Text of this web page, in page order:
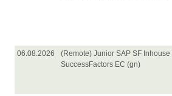
06.08.2026
(Remote) Junior SAP SF
SuccessFactors EC (gn)